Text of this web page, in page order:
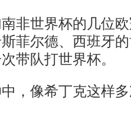
世界杯的几位欧
菲尔德、西班牙
带队打世界杯。
像希丁克这样多